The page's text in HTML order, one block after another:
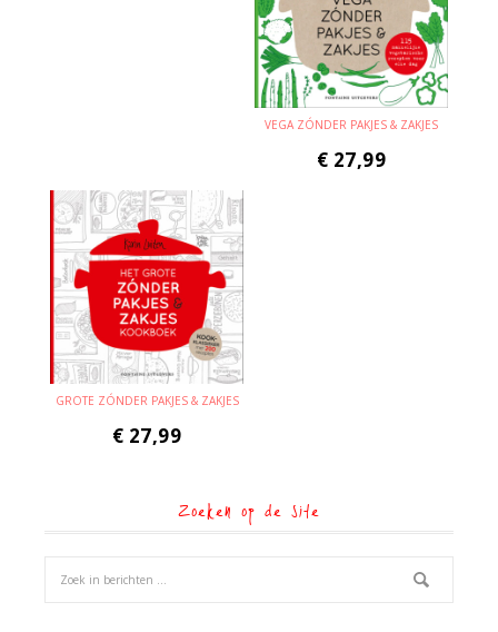
VEGA ZÓNDER PAKJES & ZAKJES
€ 27,99
GROTE ZÓNDER PAKJES & ZAKJES
€ 27,99
Zoeken op de site